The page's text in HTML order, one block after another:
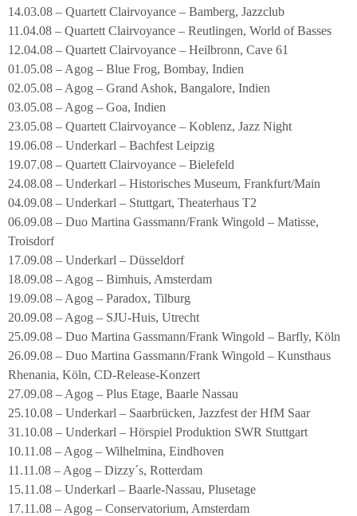
14.03.08 – Quartett Clairvoyance – Bamberg, Jazzclub
11.04.08 – Quartett Clairvoyance – Reutlingen, World of Basses
12.04.08 – Quartett Clairvoyance – Heilbronn, Cave 61
01.05.08 – Agog – Blue Frog, Bombay, Indien
02.05.08 – Agog – Grand Ashok, Bangalore, Indien
03.05.08 – Agog – Goa, Indien
23.05.08 – Quartett Clairvoyance – Koblenz, Jazz Night
19.06.08 – Underkarl – Bachfest Leipzig
19.07.08 – Quartett Clairvoyance – Bielefeld
24.08.08 – Underkarl – Historisches Museum, Frankfurt/Main
04.09.08 – Underkarl – Stuttgart, Theaterhaus T2
06.09.08 – Duo Martina Gassmann/Frank Wingold – Matisse,
Troisdorf
17.09.08 – Underkarl – Düsseldorf
18.09.08 – Agog – Bimhuis, Amsterdam
19.09.08 – Agog – Paradox, Tilburg
20.09.08 – Agog – SJU-Huis, Utrecht
25.09.08 – Duo Martina Gassmann/Frank Wingold – Barfly, Köln
26.09.08 – Duo Martina Gassmann/Frank Wingold – Kunsthaus
Rhenania, Köln, CD-Release-Konzert
27.09.08 – Agog – Plus Etage, Baarle Nassau
25.10.08 – Underkarl – Saarbrücken, Jazzfest der HfM Saar
31.10.08 – Underkarl – Hörspiel Produktion SWR Stuttgart
10.11.08 – Agog – Wilhelmina, Eindhoven
11.11.08 – Agog – Dizzy´s, Rotterdam
15.11.08 – Underkarl – Baarle-Nassau, Plusetage
17.11.08 – Agog – Conservatorium, Amsterdam